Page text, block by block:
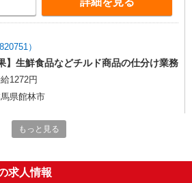
）
】生鮮食品などチルド商品の仕分け業務
1272円
県館林市
）
もっと見る
求人情報